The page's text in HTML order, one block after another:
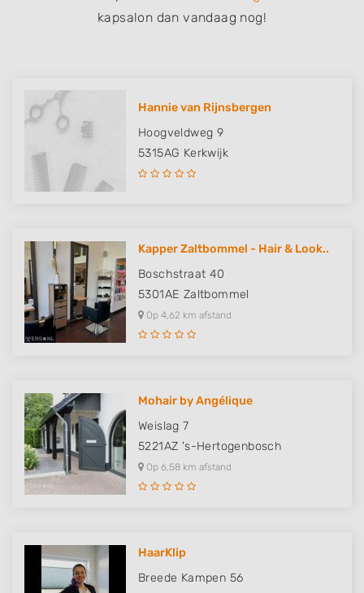
kapsalon dan vandaag nog!
Hannie van Rijnsbergen
Hoogveldweg 9
5315AG Kerkwijk
Kapper Zaltbommel - Hair & Look..
Boschstraat 40
5301AE Zaltbommel
Op 4,62 km afstand
Mohair by Angélique
Weislag 7
5221AZ 's-Hertogenbosch
Op 6,58 km afstand
HaarKlip
Breede Kampen 56